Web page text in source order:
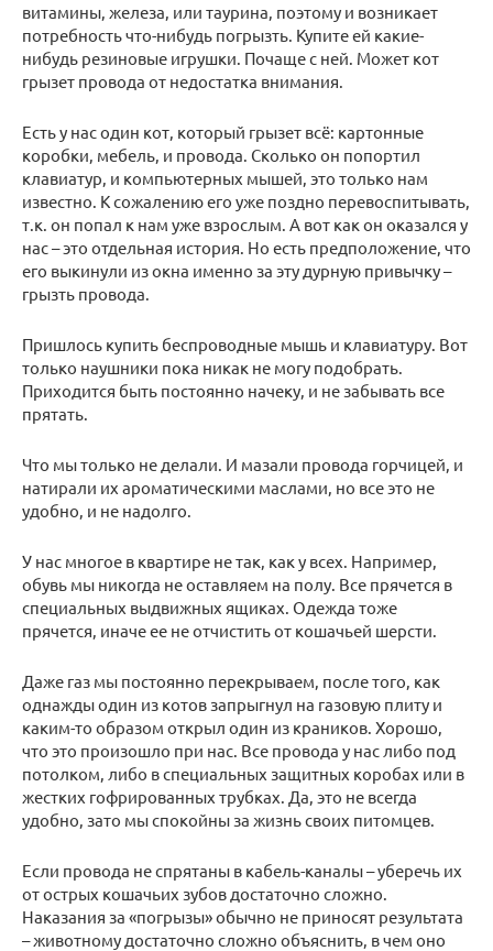
витамины, железа, или таурина, поэтому и возникает
потребность что-нибудь погрызть. Купите ей какие-
нибудь резиновые игрушки. Почаще с ней. Может кот
грызет провода от недостатка внимания.
Есть у нас один кот, который грызет всё: картонные
коробки, мебель, и провода. Сколько он попортил
клавиатур, и компьютерных мышей, это только нам
известно. К сожалению его уже поздно перевоспитывать,
т.к. он попал к нам уже взрослым. А вот как он оказался у
нас – это отдельная история. Но есть предположение, что
его выкинули из окна именно за эту дурную привычку –
грызть провода.
Пришлось купить беспроводные мышь и клавиатуру. Вот
только наушники пока никак не могу подобрать.
Приходится быть постоянно начеку, и не забывать все
прятать.
Что мы только не делали. И мазали провода горчицей, и
натирали их ароматическими маслами, но все это не
удобно, и не надолго.
У нас многое в квартире не так, как у всех. Например,
обувь мы никогда не оставляем на полу. Все прячется в
специальных выдвижных ящиках. Одежда тоже
прячется, иначе ее не отчистить от кошачьей шерсти.
Даже газ мы постоянно перекрываем, после того, как
однажды один из котов запрыгнул на газовую плиту и
каким-то образом открыл один из краников. Хорошо,
что это произошло при нас. Все провода у нас либо под
потолком, либо в специальных защитных коробах или в
жестких гофрированных трубках. Да, это не всегда
удобно, зато мы спокойны за жизнь своих питомцев.
Если провода не спрятаны в кабель-каналы – уберечь их
от острых кошачьих зубов достаточно сложно.
Наказания за «погрызы» обычно не приносят результата
– животному достаточно сложно объяснить, в чем оно